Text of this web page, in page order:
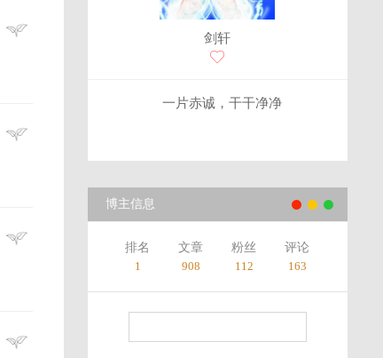
剑轩
一片赤诚，干干净净
博主信息
排名
1
文章
908
粉丝
112
评论
163